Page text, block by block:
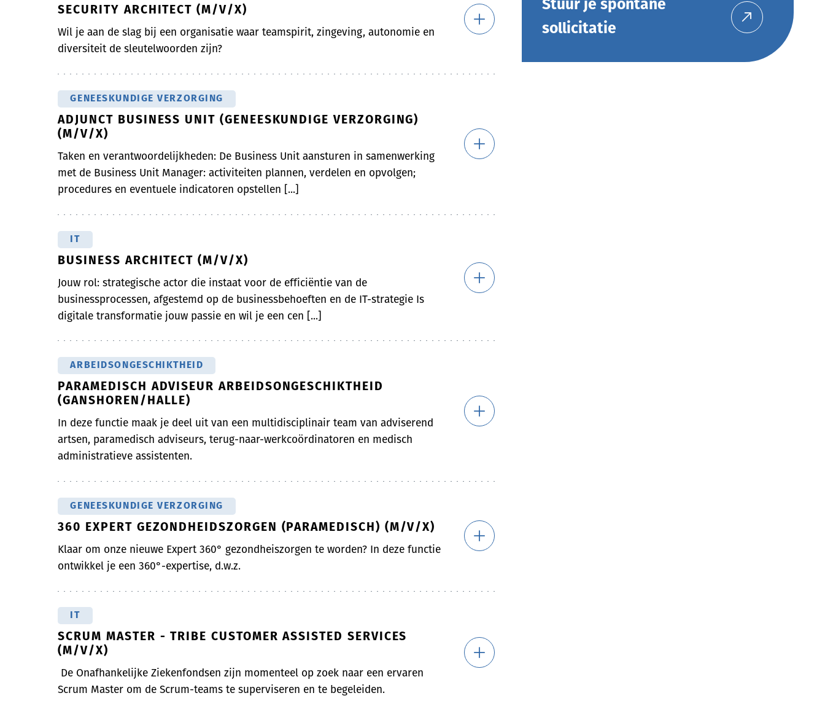
SECURITY ARCHITECT (M/V/X)
Wil je aan de slag bij een organisatie waar teamspirit, zingeving, autonomie en
diversiteit de sleutelwoorden zijn?
GENEESKUNDIGE VERZORGING
ADJUNCT BUSINESS UNIT (GENEESKUNDIGE VERZORGING)
(M/V/X)
Taken en verantwoordelijkheden: De Business Unit aansturen in samenwerking
met de Business Unit Manager: activiteiten plannen, verdelen en opvolgen;
procedures en eventuele indicatoren opstellen [...]
IT
BUSINESS ARCHITECT (M/V/X)
Jouw rol: strategische actor die instaat voor de efficiëntie van de
businessprocessen, afgestemd op de businessbehoeften en de IT-strategie Is
digitale transformatie jouw passie en wil je een cen [...]
ARBEIDSONGESCHIKTHEID
PARAMEDISCH ADVISEUR ARBEIDSONGESCHIKTHEID
(GANSHOREN/HALLE)
In deze functie maak je deel uit van een multidisciplinair team van adviserend
artsen, paramedisch adviseurs, terug-naar-werkcoördinatoren en medisch
administratieve assistenten.
GENEESKUNDIGE VERZORGING
360 EXPERT GEZONDHEIDSZORGEN (PARAMEDISCH) (M/V/X)
Klaar om onze nieuwe Expert 360° gezondheiszorgen te worden? In deze functie
ontwikkel je een 360°-expertise, d.w.z.
IT
SCRUM MASTER - TRIBE CUSTOMER ASSISTED SERVICES
(M/V/X)
De Onafhankelijke Ziekenfondsen zijn momenteel op zoek naar een ervaren
Scrum Master om de Scrum-teams te superviseren en te begeleiden.
Stuur je spontane
sollicitatie